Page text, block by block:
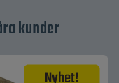
of Bleak
kunder